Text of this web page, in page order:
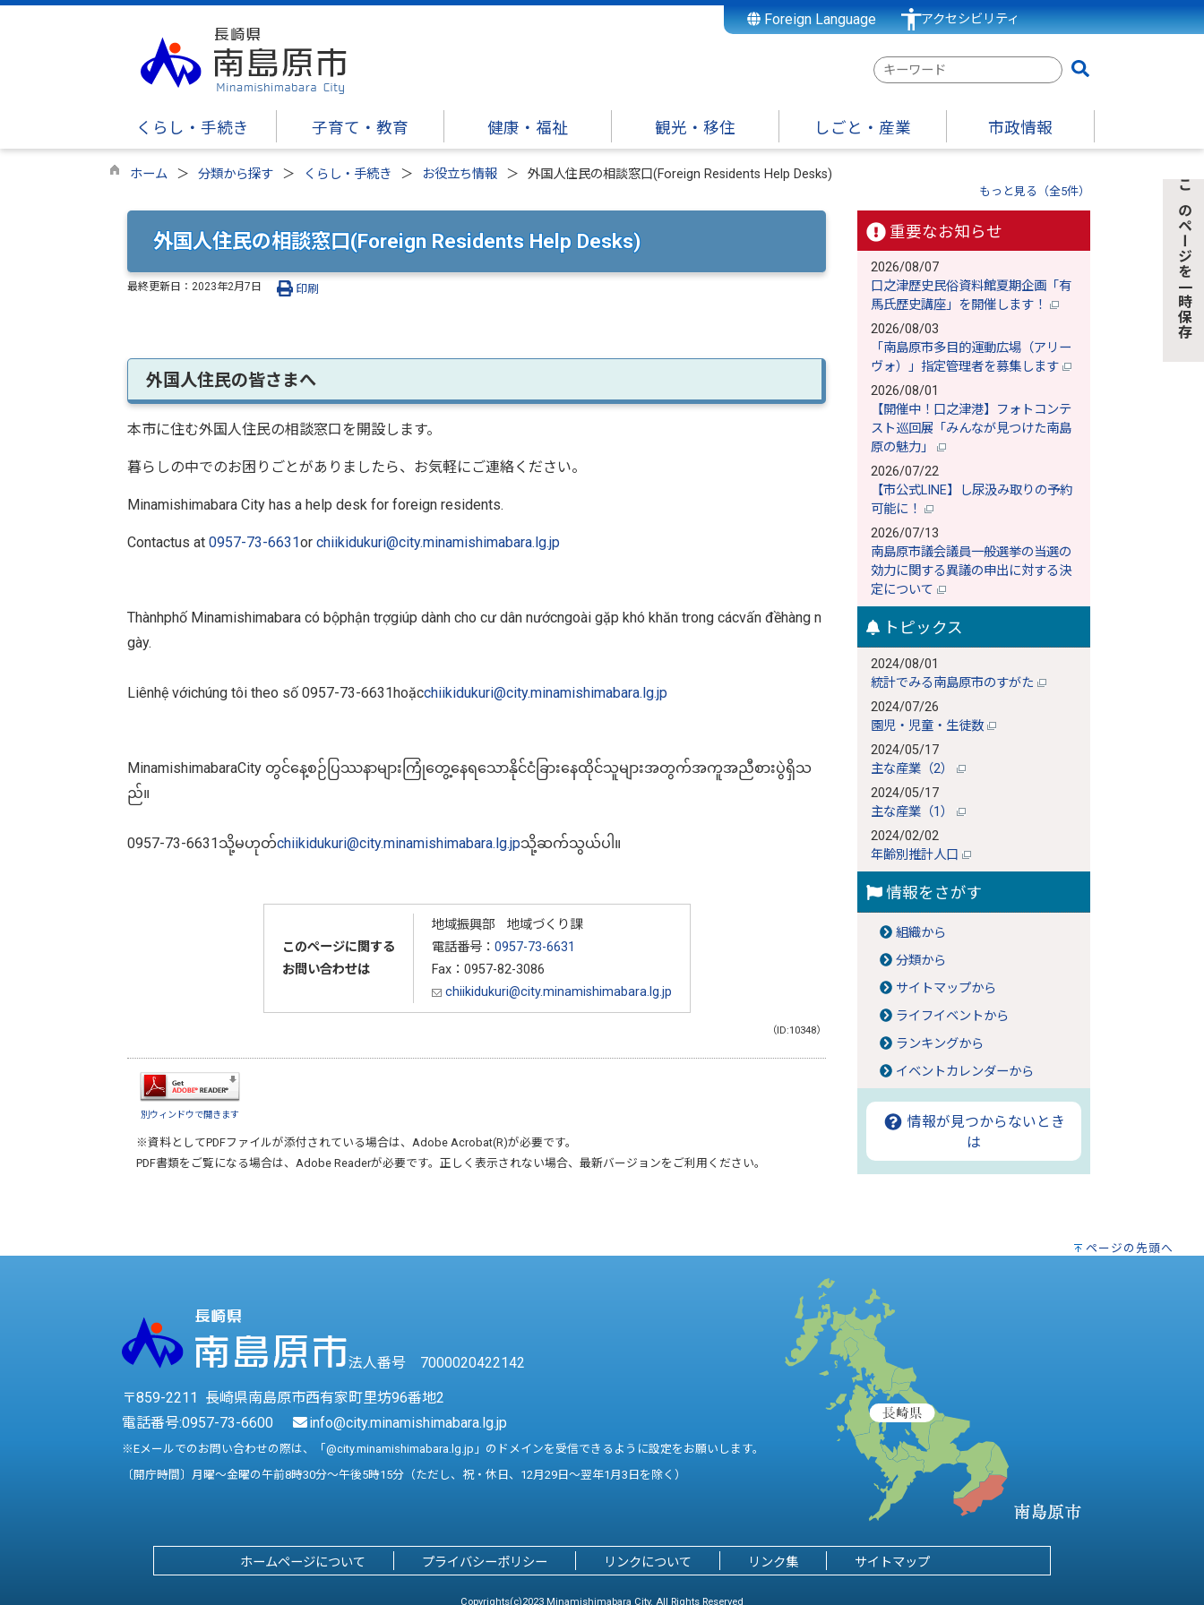
Foreign Language アクセシビリティ
検
ー
ワ
くらし・手続き 子育て・教育 健康・福祉 観光・移住 しごと・産業 市政情報
ホーム 分類から探す くらし・手続き お役立ち情報 外国人住民の相談窓口(Foreign Residents Help Desks)
もっと見る（全5件）
外国人住民の相談窓口(Foreign Residents Help Desks)
最終更新日： 2023年2月7日 印刷
外国人住民の皆さまへ
本市に住む外国人住民の相談窓口を開設します。
暮らしの中でのお困りごとがありましたら、お気軽にご連絡ください。
Minamishimabara City has a help desk for foreign residents.
Contactus at 0957-73-6631or chiikidukuri@city.minamishimabara.lg.jp
Thànhphố Minamishimabara có bộphận trợgiúp dành cho cư dân nướcngoài gặp khó khăn trong cácvấn đềhàng n
gày.
Liênhệ vớichúng tôi theo số 0957-73-6631hoặcchiikidukuri@city.minamishimabara.lg.jp
MinamishimabaraCity တွင်နေ့စဉ်ပြဿနာများကြုံတွေ့နေရသောနိုင်ငံခြားနေထိုင်သူများအတွက်အကူအညီစားပွဲရှိသ
ည်။
0957-73-6631သို့မဟုတ်chiikidukuri@city.minamishimabara.lg.jpသို့ဆက်သွယ်ပါ။
このページに関する
お問い合わせは
地域振興部 地域づくり課
電話番号： 0957-73-6631
Fax：0957-82-3086
chiikidukuri@city.minamishimabara.lg.jp
（ID:10348）
別ウィンドウで開きます
※資料としてPDFファイルが添付されている場合は、 Adobe Acrobat(R)が必要です。
PDF書類をご覧になる場合は、 Adobe Readerが必要です。正しく表示されない場合、最新バージョンをご利用ください。
重要なお知らせ
2026/08/07
口之津歴史民俗資料館夏期企画「有
馬氏歴史講座」を開催します！
2026/08/03
「南島原市多目的運動広場（アリー
ヴォ）」指定管理者を募集します
2026/08/01
【開催中！口之津港】フォトコンテ
スト巡回展「みんなが見つけた南島
原の魅力」
2026/07/22
【市公式LINE】し尿汲み取りの予約
可能に！
2026/07/13
南島原市議会議員一般選挙の当選の
効力に関する異議の申出に対する決
定について
トピックス
2024/08/01
統計でみる南島原市のすがた
2024/07/26
園児・児童・生徒数
2024/05/17
主な産業（2）
2024/05/17
主な産業（1）
2024/02/02
年齢別推計人口
情報をさがす
組織から
分類から
サイトマップから
ライフイベントから
ランキングから
イベントカレンダーから
情報が見つからないとき
は
ページの先頭へ
法人番号 7000020422142
〒859-2211 長崎県南島原市西有家町里坊96番地2
電話番号:0957-73-6600 info@city.minamishimabara.lg.jp
※Eメールでのお問い合わせの際は、「@city.minamishimabara.lg.jp」のドメインを受信できるように設定をお願いします。
〔開庁時間〕月曜～金曜の午前8時30分～午後5時15分（ただし、祝・休日、12月29日～翌年1月3日を除く）
ホームページについて プライバシーポリシー リンクについて リンク集 サイトマップ
Copyrights(c)2023 Minamishimabara City. All Rights Reserved
このページを一時保存